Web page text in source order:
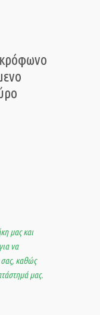
μας και
να
σας, καθώς
μας.